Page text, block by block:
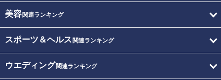
美容関連ランキング
スポーツ＆ヘルス 関連ランキング
ウエディング関連ランキング